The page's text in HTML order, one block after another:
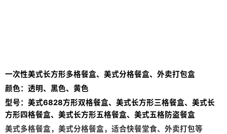
一次性美式长方形多格餐盒、美式分格餐盒、外卖打包盒
颜色：透明、黑色、黄色
型号：美式6828方形双格餐盒、美式长方形三格餐盒、美式长
方形四格餐盒、美式长方形五格餐盒、美式五格防盗餐盒
美式多格餐盒，美式分格餐盒，适合快餐堂食、外卖打包等